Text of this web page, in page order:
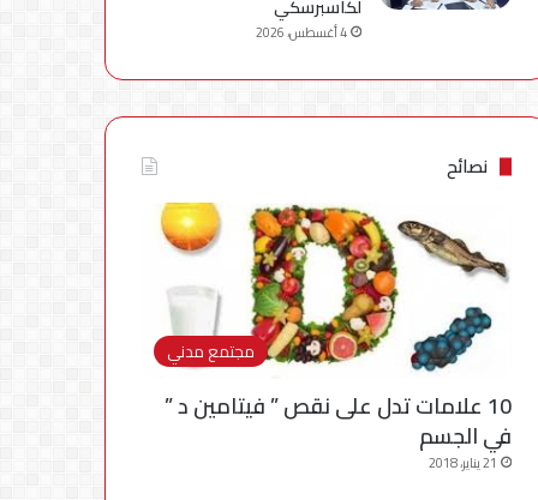
لكاسبرسكي
4 أغسطس، 2026
نصائح
مجتمع مدني
10 علامات تدل على نقص ” فيتامين د ”
في الجسم
21 يناير، 2018